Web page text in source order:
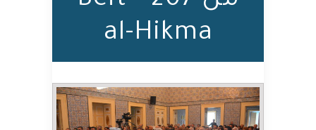
al-Hikma